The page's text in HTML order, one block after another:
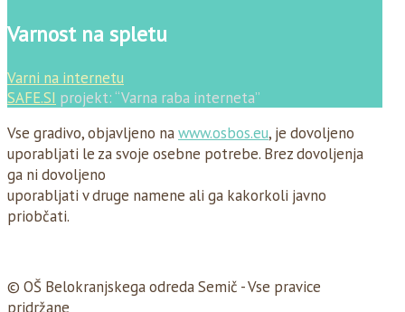
Varnost na spletu
Varni na internetu
SAFE.SI projekt: “Varna raba interneta”
Vse gradivo, objavljeno nawww.osbos.eu, je dovoljeno
uporabljati le za svoje osebne potrebe. Brez dovoljenja
ga ni dovoljeno
uporabljati v druge namene ali ga kakorkoli javno
priobčati.
© OŠ Belokranjskega odreda Semič - Vse pravice
pridržane